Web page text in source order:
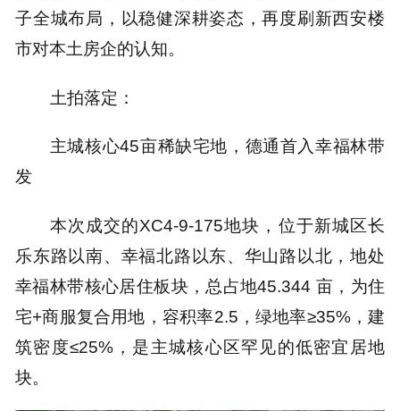
子全城布局，以稳健深耕姿态，再度刷新西安楼
市对本土房企的认知。
土拍落定：
主城核心45亩稀缺宅地，德通首入幸福林带
发
本次成交的XC4-9-175地块，位于新城区长
乐东路以南、幸福北路以东、华山路以北，地处
幸福林带核心居住板块，总占地45.344 亩，为住
宅+商服复合用地，容积率2.5，绿地率≥35%，建
筑密度≤25%，是主城核心区罕见的低密宜居地
块。